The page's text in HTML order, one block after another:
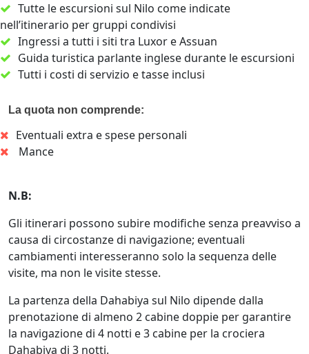
Tutte le escursioni sul Nilo come indicate
nell’itinerario per gruppi condivisi
Ingressi a tutti i siti tra Luxor e Assuan
Guida turistica parlante inglese durante le escursioni
Tutti i costi di servizio e tasse inclusi
La quota non comprende:
Eventuali extra e spese personali
Mance
N.B:
Gli itinerari possono subire modifiche senza preavviso a
causa di circostanze di navigazione; eventuali
cambiamenti interesseranno solo la sequenza delle
visite, ma non le visite stesse.
La partenza della Dahabiya sul Nilo dipende dalla
prenotazione di almeno 2 cabine doppie per garantire
la navigazione di 4 notti e 3 cabine per la crociera
Dahabiya di 3 notti.